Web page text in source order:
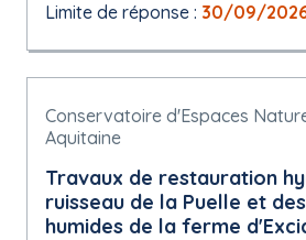
Limite de réponse : 30/09/
Conservatoire d'Espaces
Aquitaine
Travaux de restauration
ruisseau de la Puelle et
humides de la ferme